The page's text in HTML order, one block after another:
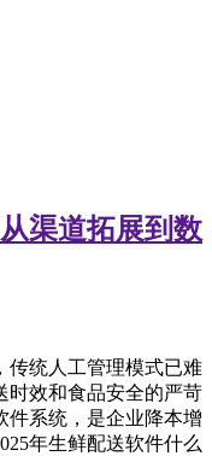
渠道拓展到数
传统人工管理模式已难
时效和食品安全的严苛
件系统，是企业降本增
年生鲜配送软件什么